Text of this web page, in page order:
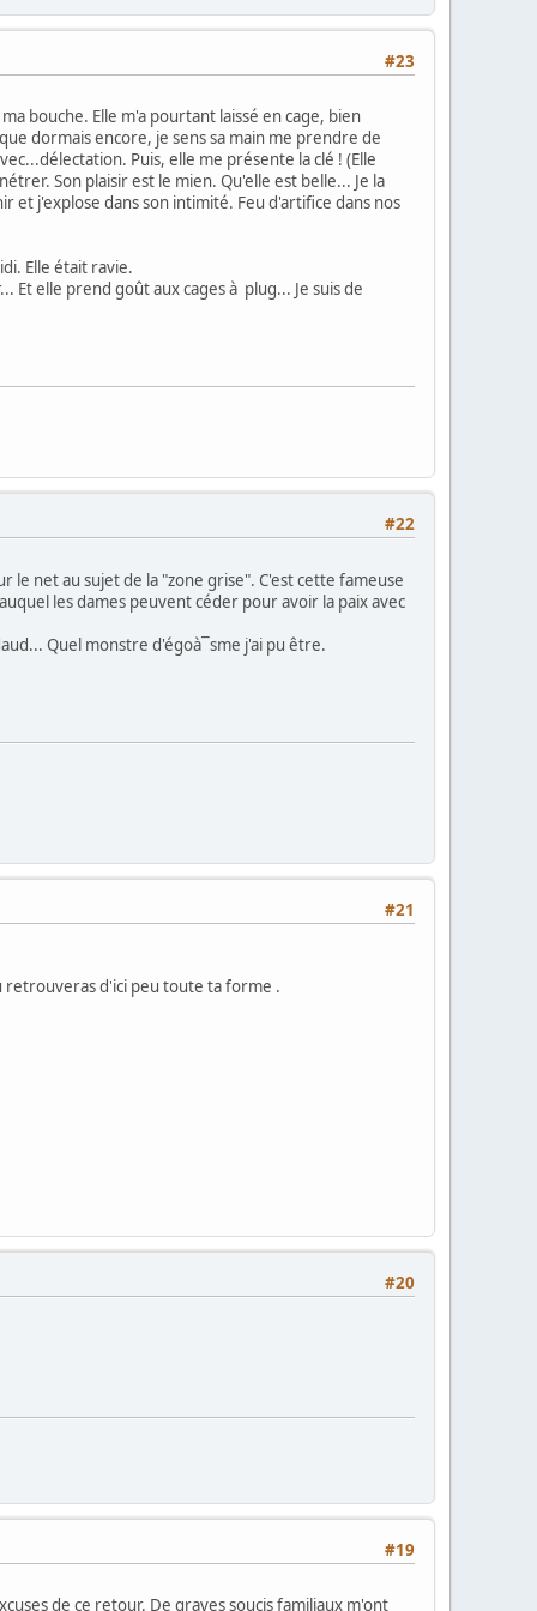
#23
bouche. Elle m'a pourtant laissé en cage, bien
dormais encore, je sens sa main me prendre de
Puis, elle me présente la clé ! (Elle
Son plaisir est le mien. Qu'elle est belle... Je la
et j'explose dans son intimité. Feu d'artifice dans nos
Elle était ravie.
Et elle prend goût aux cages à plug... Je suis de
#22
le net au sujet de la "zone grise". C'est cette fameuse
les dames peuvent céder pour avoir la paix avec
Quel monstre d'égoà¯sme j'ai pu être.
#21
retrouveras d'ici peu toute ta forme .
#20
#19
de ce retour. De graves soucis familiaux m'ont